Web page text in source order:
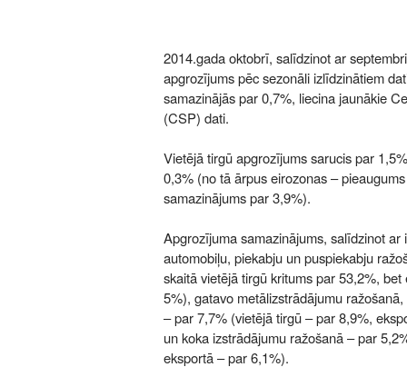
2014.gada oktobrī, salīdzinot ar
apgrozījums pēc sezonāli izlīdzinātiem
samazinājās par 0,7%, liecina jaunākie
(CSP) dati.
Vietējā tirgū apgrozījums sarucis par
0,3% (no tā ārpus eirozonas –
samazinājums par 3,9%).
Apgrozījuma samazinājums, salīdzinot ar
automobiļu, piekabju un puspiekabju
skaitā vietējā tirgū kritums par 53,2%,
5%), gatavo metālizstrādājumu
– par 7,7% (vietējā tirgū – par 8,9%,
un koka izstrādājumu ražošanā – par
eksportā – par 6,1%).